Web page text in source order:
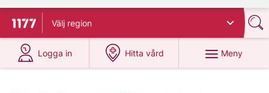
Till startsidan för 1177
Välj region
Logga in
på 1177.se
Hitta vård
på 1177.se
Meny